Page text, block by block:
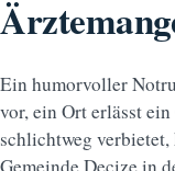
Ein humorvoller
vor, ein Ort erlässt
schlichtweg